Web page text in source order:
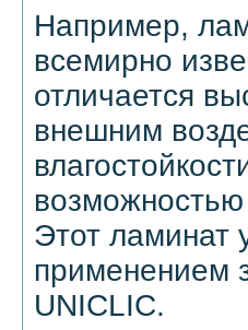
Например,
всемирно
отличается
внешним
Этот ламинат
применением
UNICLIC.